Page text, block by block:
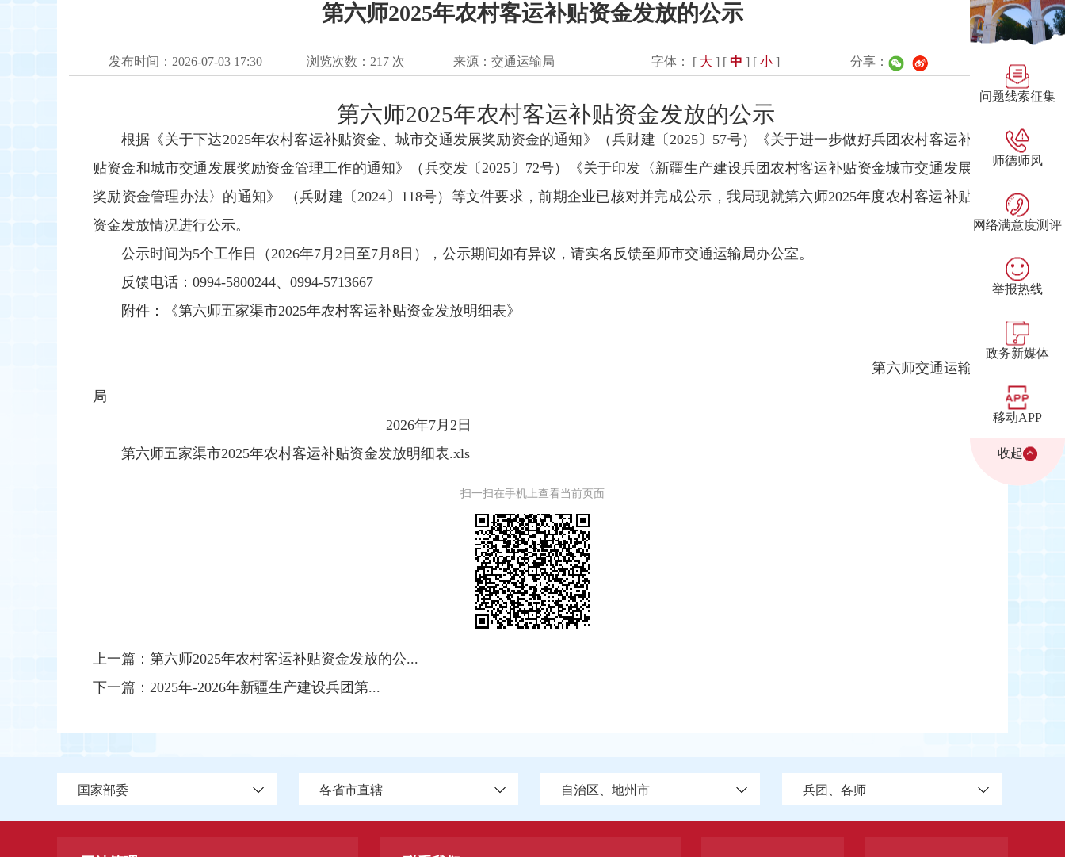
第六师2025年农村客运补贴资金发放的公示
发布时间：2026-07-03 17:30 浏览次数： 217 次 来源：交通运输局 字体： [ 大 ] [中 ] [小 ] 分享：
第六师2025年农村客运补贴资金发放的公示
根据《关于下达2025年农村客运补贴资金、城市交通发展奖励资金的通知》（兵财建〔2025〕57号）《关于进一步做好兵团农村客运补
贴资金和城市交通发展奖励资金管理工作的通知》（兵交发〔2025〕72号）《关于印发〈新疆生产建设兵团农村客运补贴资金城市交通发展
奖励资金管理办法〉的通知》 （兵财建〔2024〕118号）等文件要求，前期企业已核对并完成公示，我局现就第六师2025年度农村客运补贴
资金发放情况进行公示。
公示时间为5个工作日（2026年7月2日至7月8日），公示期间如有异议，请实名反馈至师市交通运输局办公室。
反馈电话：0994-5800244、0994-5713667
附件：《第六师五家渠市2025年农村客运补贴资金发放明细表》
第六师交通运输
局
2026年7月2日
第六师五家渠市2025年农村客运补贴资金发放明细表.xls
扫一扫在手机上查看当前页面
上一篇： 第六师2025年农村客运补贴资金发放的公...
下一篇： 2025年-2026年新疆生产建设兵团第...
国家部委 各省市直辖 自治区、地州市 兵团、各师
问题线索征集
师德师风
网络满意度测评
举报热线
政务新媒体
移动APP
收起